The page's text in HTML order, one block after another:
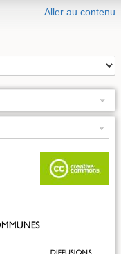
Aller au contenu